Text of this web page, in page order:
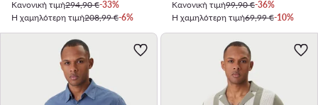
Κανονική τιμή294,90 €-33%
Η χαμηλότερη τιμή208,99 €-6%
Κανονική τιμή99,90 €-36%
Η χαμηλότερη τιμή69,99 €-10%